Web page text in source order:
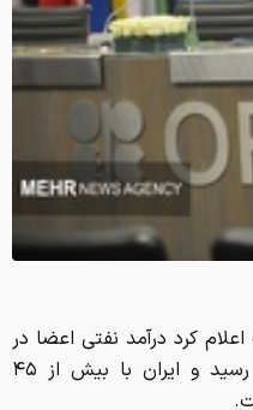
کرد درآمد نفتی اعضا در
سال ۲۰۲۵ به ۶۱۹ میلیارد دلار رسید و ایران با بیش از ۴۵